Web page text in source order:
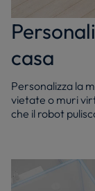
casa
Personalizza la
vietate o muri
che il robot